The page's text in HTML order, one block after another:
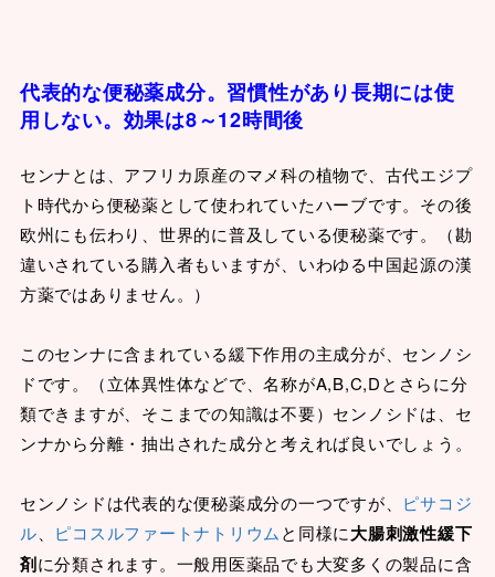
代表的な便秘薬成分。習慣性があり長期には使
用しない。効果は8～12時間後
センナとは、アフリカ原産のマメ科の植物で、古代エジプ
ト時代から便秘薬として使われていたハーブです。その後
欧州にも伝わり、世界的に普及している便秘薬です。（勘
違いされている購入者もいますが、いわゆる中国起源の漢
方薬ではありません。）
このセンナに含まれている緩下作用の主成分が、センノシ
ドです。（立体異性体などで、名称がA,B,C,Dとさらに分
類できますが、そこまでの知識は不要）センノシドは、セ
ンナから分離・抽出された成分と考えれば良いでしょう。
センノシドは代表的な便秘薬成分の一つですが、 ピサコジ
ル
ピコスルファートナトリウム と同様に大腸刺激性緩下
剤に分類されます。一般用医薬品でも大変多くの製品に含